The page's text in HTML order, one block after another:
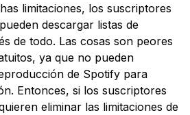
limitaciones, los suscriptores
descargar listas de
de todo. Las cosas son peores
ya que no pueden
de Spotify para
Entonces, si los suscriptores
eliminar las limitaciones de